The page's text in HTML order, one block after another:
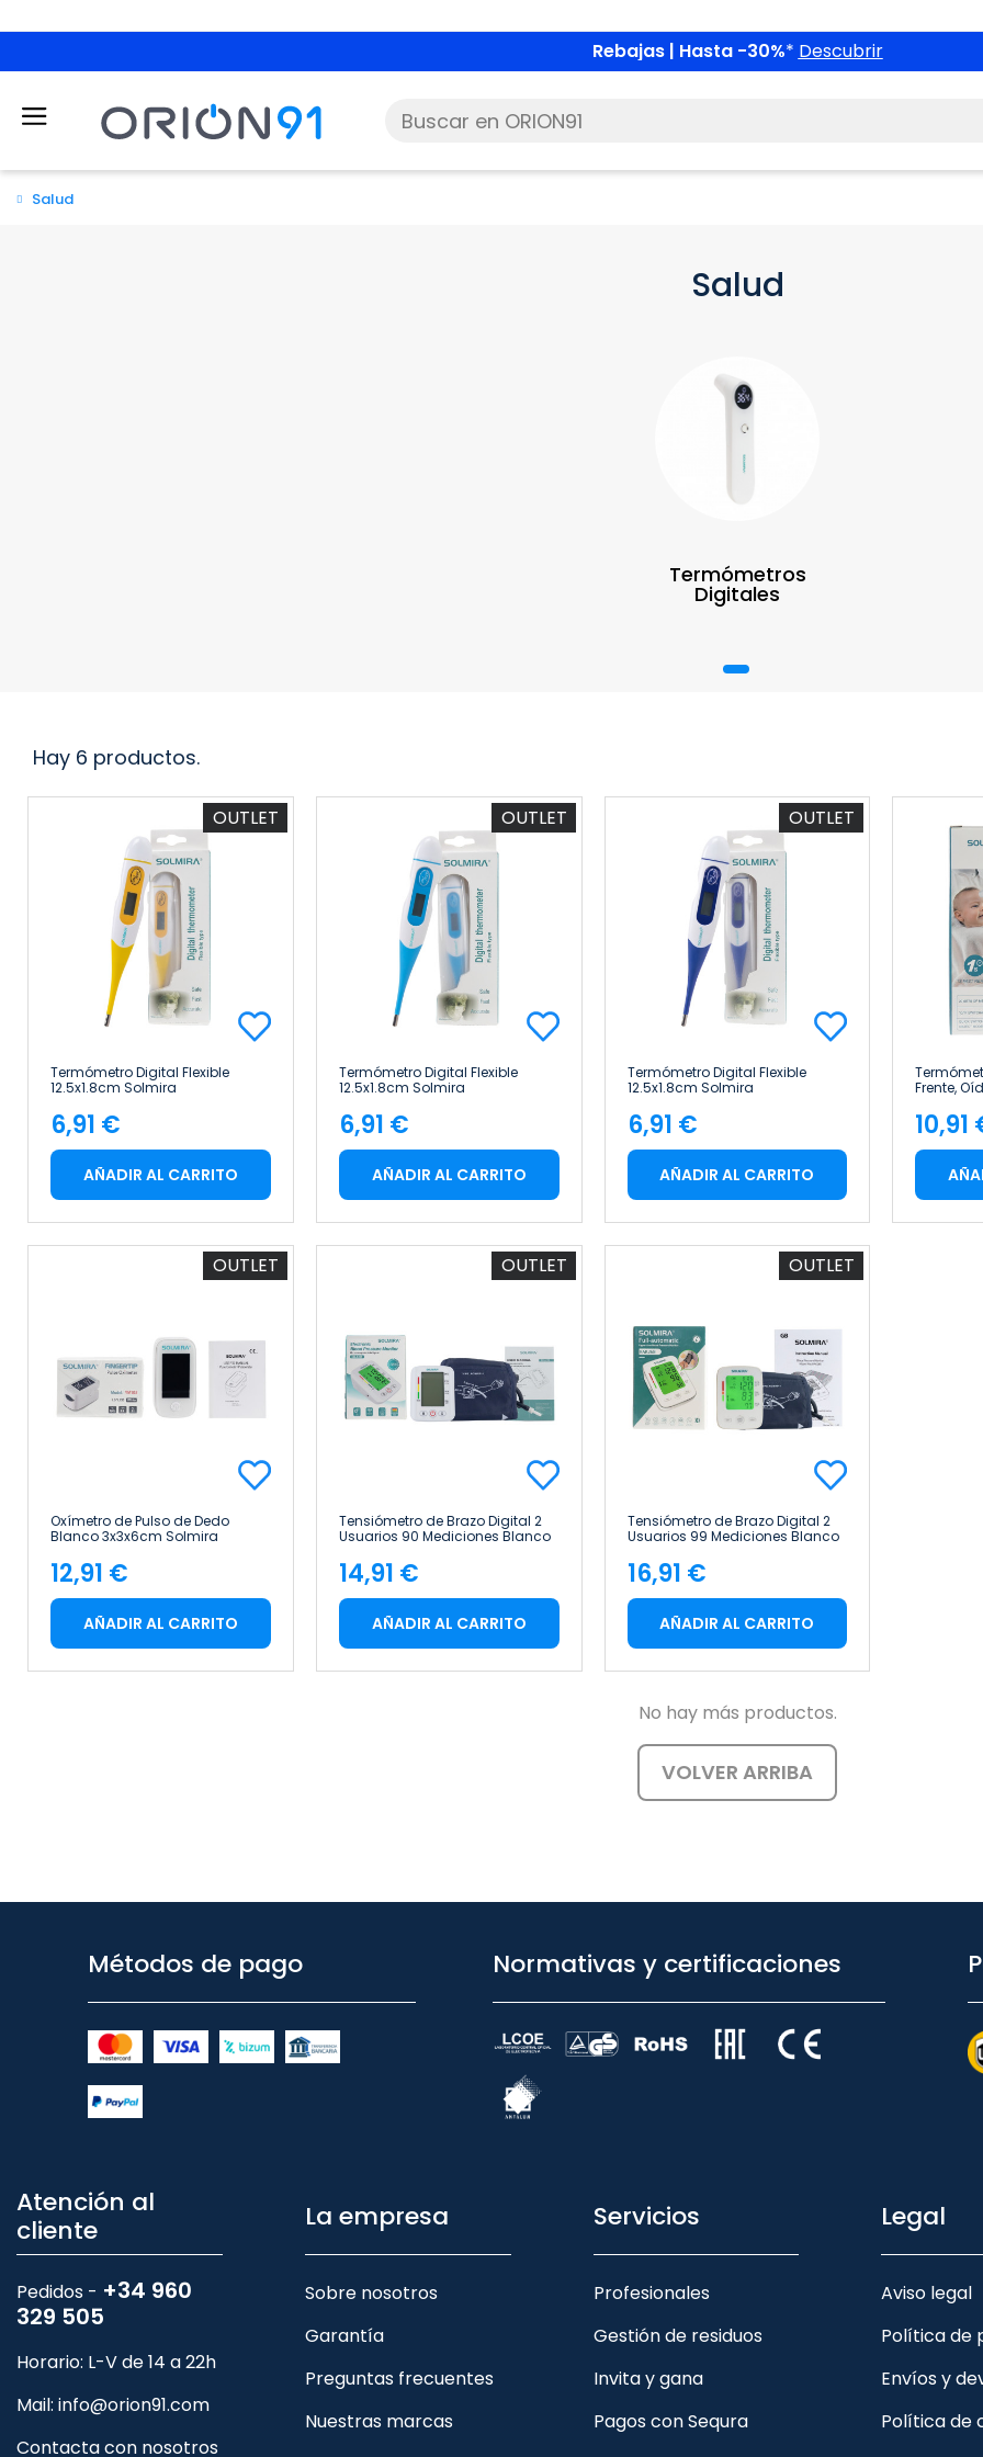
Rebajas | Hasta -30%* Descubrir
Salud
Salud
Termómetros
Digitales
1
Hay 6 productos.
OUTLET
Termómetro Digital Flexible
12.5x1.8cm Solmira
Precio
6,91 €
AÑADIR AL CARRITO
OUTLET
Termómetro Digital Flexible
12.5x1.8cm Solmira
Precio
6,91 €
AÑADIR AL CARRITO
OUTLET
Termómetro Digital Flexible
12.5x1.8cm Solmira
Precio
6,91 €
AÑADIR AL CARRITO
Frente,
10,91
OUTLET
Oxímetro de Pulso de Dedo
Blanco 3x3x6cm Solmira
Precio
12,91 €
AÑADIR AL CARRITO
OUTLET
Tensiómetro de Brazo Digital 2
Usuarios 90 Mediciones Blanco
Precio
14,91 €
AÑADIR AL CARRITO
OUTLET
Tensiómetro de Brazo Digital 2
Usuarios 99 Mediciones Blanco
Precio
16,91 €
AÑADIR AL CARRITO
No hay más productos.
VOLVER ARRIBA
Métodos de pago Normativas y certificaciones
Atención al
cliente
Pedidos - +34 960
329 505
Horario: L-V de 14 a 22h
Mail: info@orion91.com
Contacta con nosotros
La empresa
Sobre nosotros
Garantía
Preguntas frecuentes
Nuestras marcas
Servicios
Profesionales
Gestión de residuos
Invita y gana
Pagos con Sequra
Legal
Aviso legal
Política de
Envíos y
Política de